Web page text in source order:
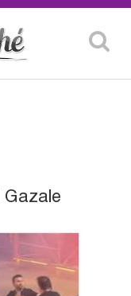
Gazale